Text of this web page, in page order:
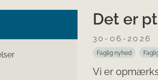
Det er
30-06-2026
Faglig nyhed
Vi er